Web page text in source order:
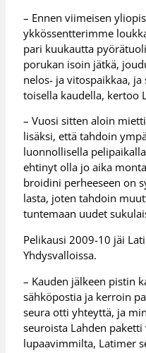
– Ennen viimeisen
ykkössentterimme
pari kuukautta
porukan isoin jätkä,
nelos- ja vitospaikkaa,
toisella kaudella, kertoo
– Vuosi sitten aloin
lisäksi, että tahdoin
luonnollisella
ehtinyt olla jo aika
broidini perheeseen on
lasta, joten tahdoin
tuntemaan uudet
Pelikausi 2009-10 jäi
Yhdysvalloissa.
– Kauden jälkeen pistin
sähköpostia ja kerroin
seura otti yhteyttä, ja
seuroista Lahden
lupaavimmilta, Latimer